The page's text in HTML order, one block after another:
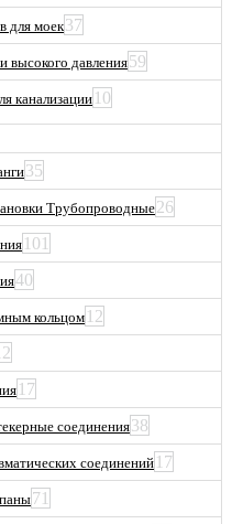
для моек37
высокого давления59
канализации 10
35
Трубопроводные26
101
40
кольцом 12
17
соединения38
соединений17
71